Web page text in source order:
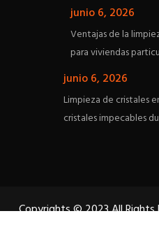
junio 6, 2026
Ventajas de la
para viviendas
junio 6, 2026
Limpieza de cristales
cristales impecables
Copyrights © 2023 All Rights